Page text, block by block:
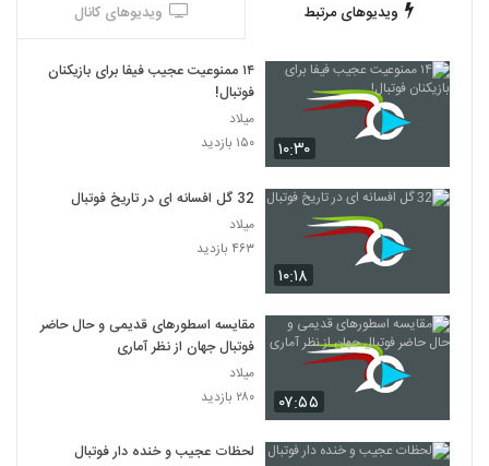
ویدیوهای مرتبط ویدیوهای کانال
۱۰:۳۰
۱۴ ممنوعیت عجیب فیفا برای بازیکنان
فوتبال!
میلاد
۱۵۰ بازدید
۱۰:۱۸
32 گل افسانه ای در تاریخ فوتبال
میلاد
۴۶۳ بازدید
۰۷:۵۵
مقایسه اسطورهای قدیمی و حال حاضر
فوتبال جهان از نظر آماری
میلاد
۲۸۰ بازدید
لحظات عجیب و خنده دار فوتبال